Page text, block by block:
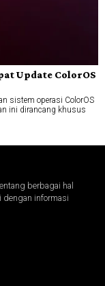
Update ColorOS
sistem operasi ColorOS
ini dirancang khusus
berbagai hal
informasi